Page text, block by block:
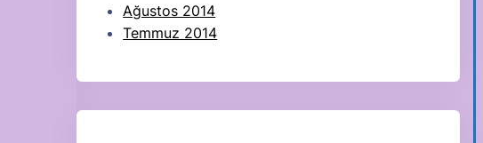
Ağustos 2014
Temmuz 2014